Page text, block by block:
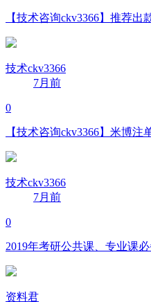
【技术咨询ckv3366】推荐
技术ckv3366
7月前
0
【技术咨询ckv3366】米博
技术ckv3366
7月前
0
2019年考研公共课、专业课
资料君